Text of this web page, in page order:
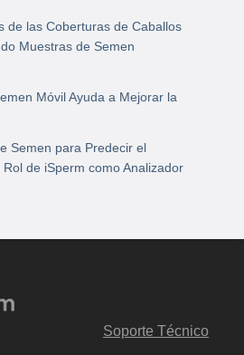
de las Coberturas de Caballos
Muestras de Semen
Móvil Ayuda a Mejorar la
Semen para Predecir el
de iSperm como Analizador
Soporte Técnico